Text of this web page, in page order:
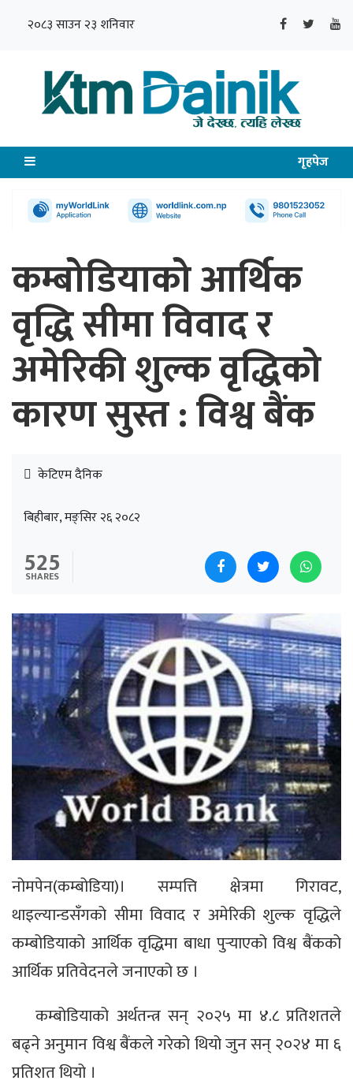
२०८३ साउन २३ शनिवार
गृहपेज
कम्बोडियाको आर्थिक
वृद्धि सीमा विवाद र
अमेरिकी शुल्क वृद्धिको
कारण सुस्त : विश्व बैंक
केटिएम दैनिक
बिहीबार, मङ्सिर २६ २०८२
525
SHARES
नोमपेन(कम्बोडिया)। सम्पत्ति क्षेत्रमा गिरावट,
थाइल्यान्डसँगको सीमा विवाद र अमेरिकी शुल्क वृद्धिले
कम्बोडियाको आर्थिक वृद्धिमा बाधा पुर्‍याएको विश्व बैंकको
आर्थिक प्रतिवेदनले जनाएको छ ।
कम्बोडियाको अर्थतन्त्र सन् २०२५ मा ४.८ प्रतिशतले
बढ्ने अनुमान विश्व बैंकले गरेको थियो जुन सन् २०२४ मा ६
प्रतिशत थियो ।